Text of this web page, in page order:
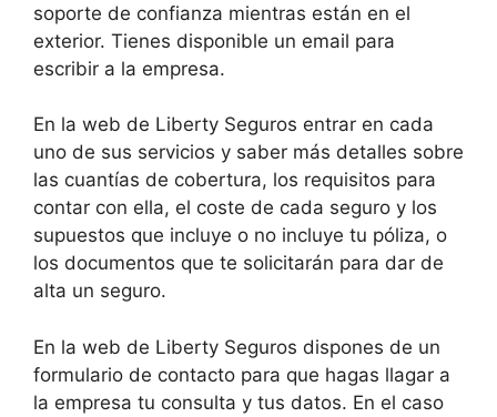
soporte de confianza mientras están en el
exterior. Tienes disponible un email para
escribir a la empresa.
En la web de Liberty Seguros entrar en cada
uno de sus servicios y saber más detalles sobre
las cuantías de cobertura, los requisitos para
contar con ella, el coste de cada seguro y los
supuestos que incluye o no incluye tu póliza, o
los documentos que te solicitarán para dar de
alta un seguro.
En la web de Liberty Seguros dispones de un
formulario de contacto para que hagas llagar a
la empresa tu consulta y tus datos. En el caso